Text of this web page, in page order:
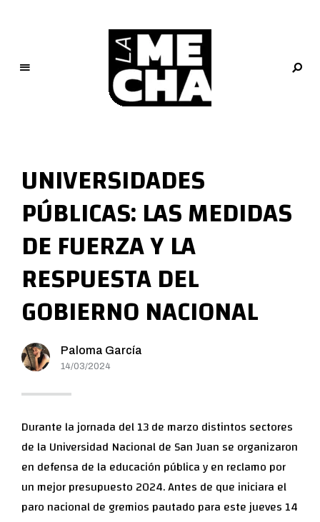
M
e
c
h
a
PERIODISMO DIGITAL
UNIVERSIDADES
PÚBLICAS: LAS MEDIDAS
DE FUERZA Y LA
RESPUESTA DEL
GOBIERNO NACIONAL
Paloma García
14/03/2024
Durante la jornada del 13 de marzo distintos sectores
de la Universidad Nacional de San Juan se organizaron
en defensa de la educación pública y en reclamo por
un mejor presupuesto 2024. Antes de que iniciara el
paro nacional de gremios pautado para este jueves 14